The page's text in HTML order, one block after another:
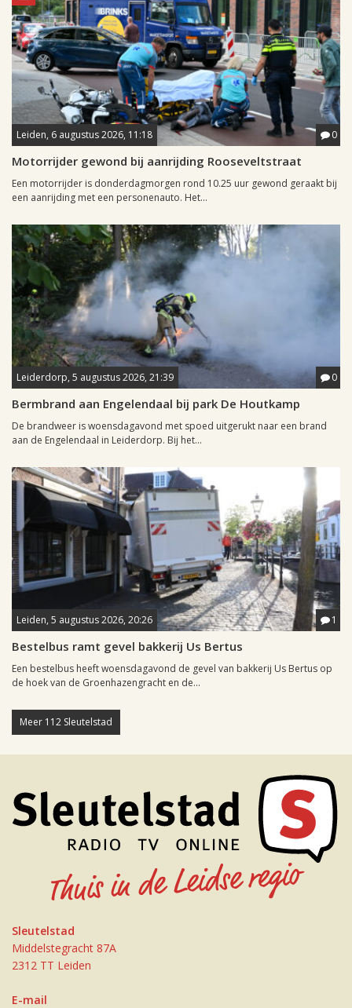
Leiden, 6 augustus 2026, 11:18 0
Motorrijder gewond bij aanrijding Rooseveltstraat
Een motorrijder is donderdagmorgen rond 10.25 uur gewond geraakt bij
een aanrijding met een personenauto. Het...
Leiderdorp, 5 augustus 2026, 21:39 0
Bermbrand aan Engelendaal bij park De Houtkamp
De brandweer is woensdagavond met spoed uitgerukt naar een brand
aan de Engelendaal in Leiderdorp. Bij het...
Leiden, 5 augustus 2026, 20:26 1
Bestelbus ramt gevel bakkerij Us Bertus
Een bestelbus heeft woensdagavond de gevel van bakkerij Us Bertus op
de hoek van de Groenhazengracht en de...
Meer 112 Sleutelstad
Sleutelstad
Middelstegracht 87A
2312 TT Leiden
E-mail